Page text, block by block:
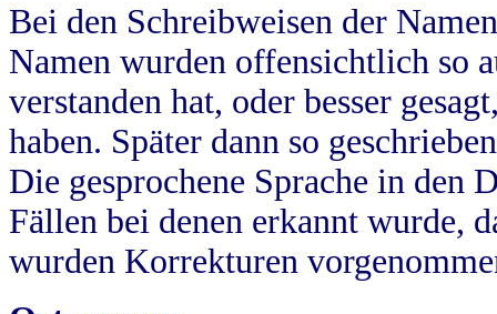
Bei den Schreibweisen der
Namen wurden offensichtlich so
verstanden hat, oder besser
haben. Später dann so
Die gesprochene Sprache in
Fällen bei denen erkannt wurde,
wurden Korrekturen